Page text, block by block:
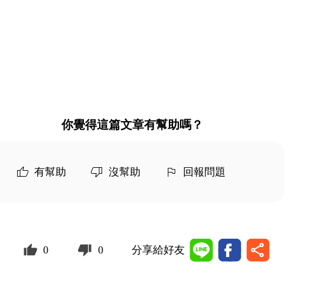
你覺得這篇文章有幫助嗎？
有幫助 沒幫助 回報問題
0 0 分享給好友